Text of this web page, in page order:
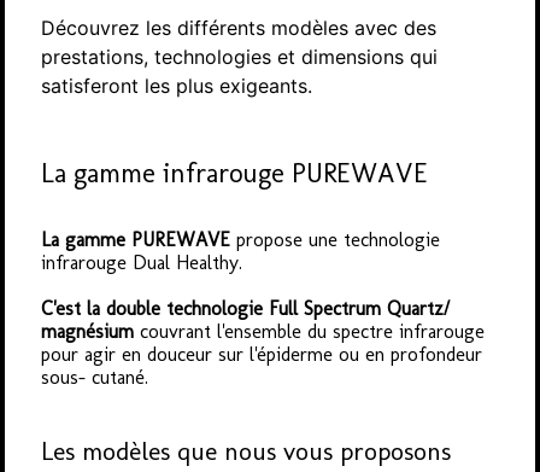
Découvrez les différents modèles avec des
prestations, technologies et dimensions qui
satisferont les plus exigeants.
La gamme infrarouge PUREWAVE
La gamme PUREWAVE propose une technologie
infrarouge Dual Healthy.
C'est la double technologie Full Spectrum Quartz/
magnésium couvrant l'ensemble du spectre infrarouge
pour agir en douceur sur l'épiderme ou en profondeur
sous- cutané.
Les modèles que nous vous proposons